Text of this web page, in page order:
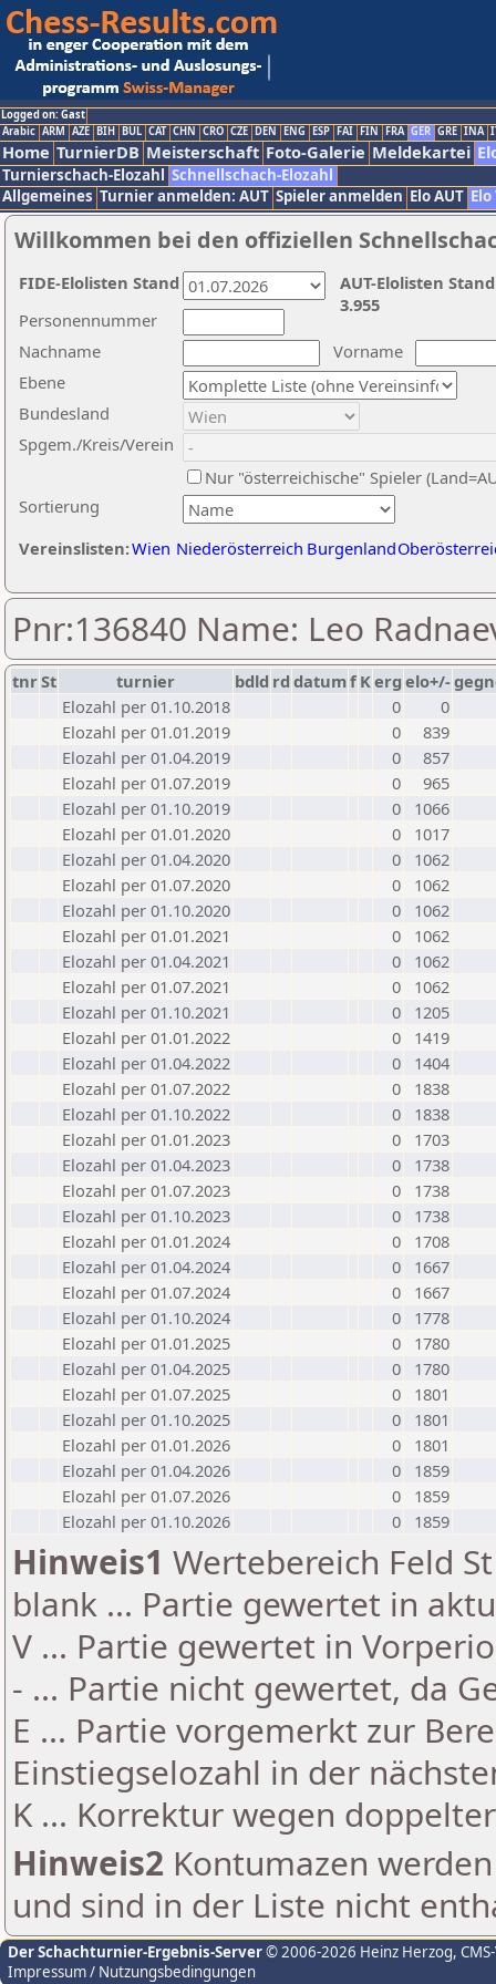
Logged on: Gast
Arabic ARM AZE BIH BUL CAT CHN CRO CZE DEN ENG ESP FAI FIN FRA GER GRE INA
Home TurnierDB Meisterschaft Foto-Galerie Meldekartei
Turnierschach-Elozahl Schnellschach-Elozahl
Allgemeines Turnier anmelden: AUT Spieler anmelden Elo AUT
Willkommen bei den offiziellen
Nachname
Vorname
Ebene
Sortierung
Personennummer
Bundesland
Spgem./Kreis/Verein
Nur "österreichische" Spieler
Vereinslisten:Wien Niederösterreich Burgenland
AUT-Elolisten
3.955
FIDE-Elolisten Stand
Pnr:136840 Name: Leo
tnrSt turnier bdld rd datumf Kerg elo+/-
Elozahl per 01.10.2018
0
0
Elozahl per 01.01.2019
0
839
Elozahl per 01.04.2019
0
857
Elozahl per 01.07.2019
0
965
Elozahl per 01.10.2019
0
1066
Elozahl per 01.01.2020
0
1017
Elozahl per 01.04.2020
0
1062
Elozahl per 01.07.2020
0
1062
Elozahl per 01.10.2020
0
1062
Elozahl per 01.01.2021
0
1062
Elozahl per 01.04.2021
0
1062
Elozahl per 01.07.2021
0
1062
Elozahl per 01.10.2021
0
1205
Elozahl per 01.01.2022
0
1419
Elozahl per 01.04.2022
0
1404
Elozahl per 01.07.2022
0
1838
Elozahl per 01.10.2022
0
1838
Elozahl per 01.01.2023
0
1703
Elozahl per 01.04.2023
0
1738
Elozahl per 01.07.2023
0
1738
Elozahl per 01.10.2023
0
1738
Elozahl per 01.01.2024
0
1708
Elozahl per 01.04.2024
0
1667
Elozahl per 01.07.2024
0
1667
Elozahl per 01.10.2024
0
1778
Elozahl per 01.01.2025
0
1780
Elozahl per 01.04.2025
0
1780
Elozahl per 01.07.2025
0
1801
Elozahl per 01.10.2025
0
1801
Elozahl per 01.01.2026
0
1801
Elozahl per 01.04.2026
0
1859
Elozahl per 01.07.2026
0
1859
Elozahl per 01.10.2026
0 1859
Hinweis1 Wertebereich Feld
blank ... Partie gewertet in
V ... Partie gewertet in
- ... Partie nicht gewertet, da
E ... Partie vorgemerkt zur
Einstiegselozahl in der
K ... Korrektur wegen
Hinweis2 Kontumazen
und sind in der Liste nicht
Der Schachturnier-Ergebnis-Server© 2006-2026 Heinz Herzog,
Impressum / Nutzungsbedingungen